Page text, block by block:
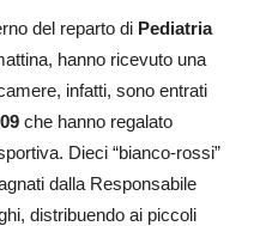
del reparto di Pediatria
hanno ricevuto una
infatti, sono entrati
che hanno regalato
Dieci “bianco-rossi”
dalla Responsabile
distribuendo ai piccoli